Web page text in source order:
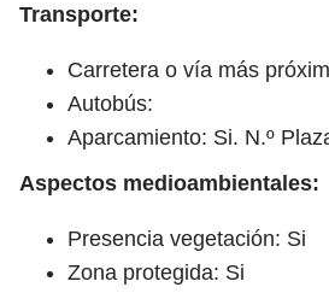
Transporte:
Carretera o vía más
Autobús:
Aparcamiento: Si. N.º
Aspectos medioambientales:
Presencia vegetación: Si
Zona protegida: Si